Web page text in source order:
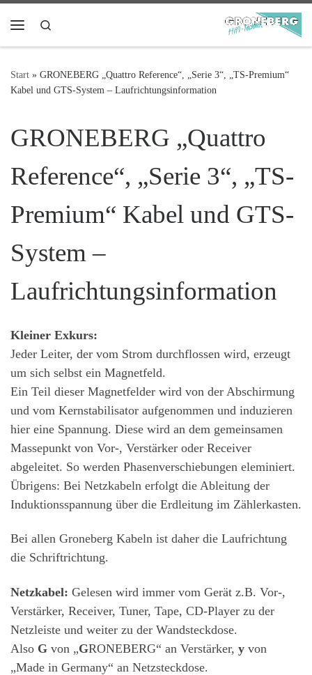
Zum Inhalt springen
Start » GRONEBERG „Quattro Reference“, „Serie 3“, „TS-Premium“
Kabel und GTS-System – Laufrichtungsinformation
GRONEBERG „Quattro
Reference“, „Serie 3“, „TS-
Premium“ Kabel und GTS-
System –
Laufrichtungsinformation
Kleiner Exkurs:
Jeder Leiter, der vom Strom durchflossen wird, erzeugt
um sich selbst ein Magnetfeld.
Ein Teil dieser Magnetfelder wird von der Abschirmung
und vom Kernstabilisator aufgenommen und induzieren
hier eine Spannung. Diese wird an dem gemeinsamen
Massepunkt von Vor-, Verstärker oder Receiver
abgeleitet. So werden Phasenverschiebungen eleminiert.
Übrigens: Bei Netzkabeln erfolgt die Ableitung der
Induktionsspannung über die Erdleitung im Zählerkasten.
Bei allen Groneberg Kabeln ist daher die Laufrichtung
die Schriftrichtung.
Netzkabel: Gelesen wird immer vom Gerät z.B. Vor-,
Verstärker, Receiver, Tuner, Tape, CD-Player zu der
Netzleiste und weiter zu der Wandsteckdose.
Also G von „GRONEBERG“ an Verstärker, y von
„Made in Germany“ an Netzsteckdose.